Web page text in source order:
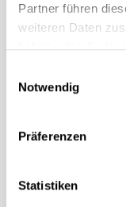
Partner führen
weiteren Daten
Notwendig
Präferenzen
Statistiken
Sofortige
Persönlicher
Fragen